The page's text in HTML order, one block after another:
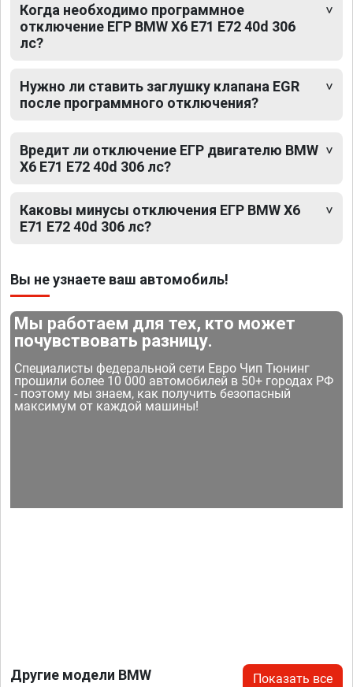
Когда необходимо программное
отключение ЕГР BMW X6 E71 E72 40d 306
лс?
Нужно ли ставить заглушку клапана EGR
после программного отключения?
Вредит ли отключение ЕГР двигателю BMW
X6 E71 E72 40d 306 лс?
Каковы минусы отключения ЕГР BMW X6
E71 E72 40d 306 лс?
Вы не узнаете ваш автомобиль!
Мы работаем для тех, кто может
почувствовать разницу.
Специалисты федеральной сети Евро Чип Тюнинг
прошили более 10 000 автомобилей в 50+ городах РФ
- поэтому мы знаем, как получить безопасный
максимум от каждой машины!
Другие модели BMW Показать все